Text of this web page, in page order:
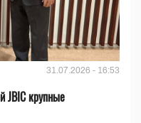
31.07.2026 - 16:53
JBIC крупные